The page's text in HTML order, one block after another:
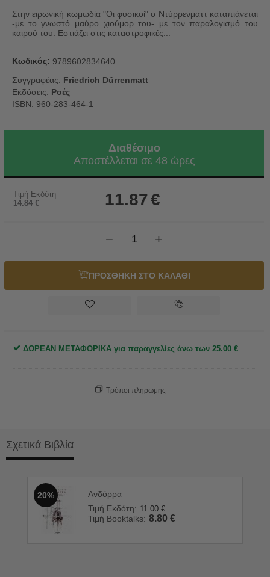
Στην ειρωνική κωμωδία "Οι φυσικοί" ο Ντύρρενματτ καταπιάνεται
-με το γνωστό μαύρο χιούμορ του- με τον παραλογισμό του
καιρού του. Εστιάζει στις καταστροφικές...
Κωδικός: 9789602834640
Συγγραφέας: Friedrich Dürrenmatt
Εκδόσεις: Ροές
ISBN: 960-283-464-1
Διαθέσιμο
Αποστέλλεται σε 48 ώρες
Τιμή Εκδότη
14.84 € 11.87€
+
−
ΠΡΟΣΘΗΚΗ ΣΤΟ ΚΑΛΑΘΙ
ΔΩΡΕΑΝ ΜΕΤΑΦΟΡΙΚΑ για παραγγελίες άνω των 25.00 €
Τρόποι πληρωμής
Σχετικά Βιβλία
20%
Ανδόρρα
Τιμή Εκδότη: 11.00 €
Τιμή Booktalks: 8.80 €